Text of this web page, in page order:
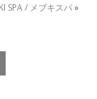
SPA / メブキスパ»